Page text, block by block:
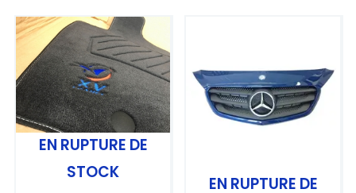
EN RUPTURE DE
STOCK
EN RUPTURE DE